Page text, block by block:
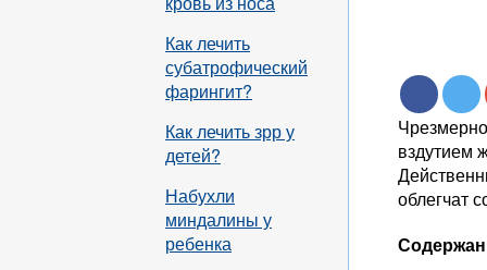
вздутием
облегчат
Как лечить
субатрофический
фарингит?
Как лечить зрр у
детей?
Набухли
миндалины у
ребенка